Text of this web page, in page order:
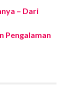
– Dari
Pengalaman